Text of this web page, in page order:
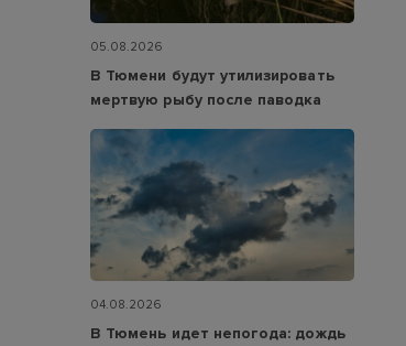
05.08.2026
В Тюмени будут утилизировать
мертвую рыбу после паводка
04.08.2026
В Тюмень идет непогода: дождь